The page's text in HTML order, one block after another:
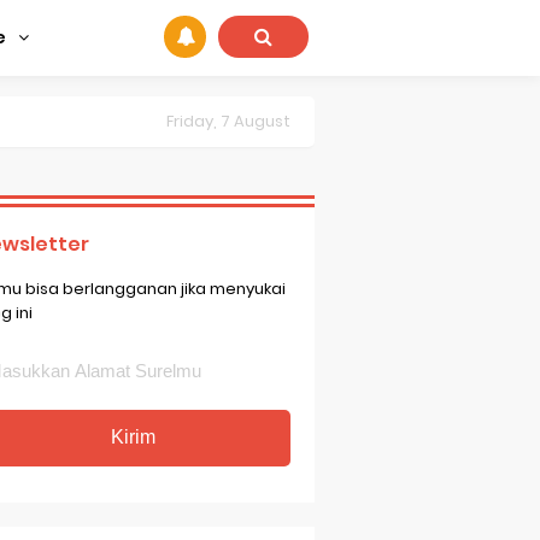
Friday, 7 August
bisa berlangganan jika menyukai
ini